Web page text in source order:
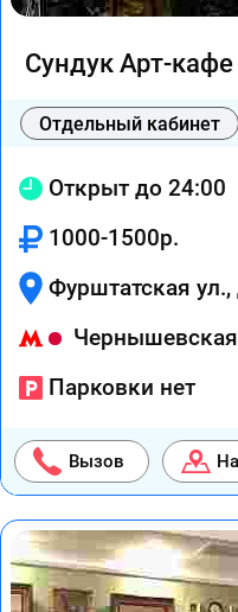
Сундук Арт-кафе
Отдельный кабинет
Открыт до 24:00
1000-1500р.
Фурштатская ул.,
Чернышевская
Парковки нет
Вызов